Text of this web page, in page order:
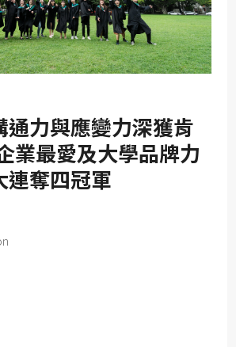
SDG7
SDG8
SDG9
SDG11
SDG12
SDG13
通力與應變力深獲肯
最愛及大學品牌力
奪四冠軍